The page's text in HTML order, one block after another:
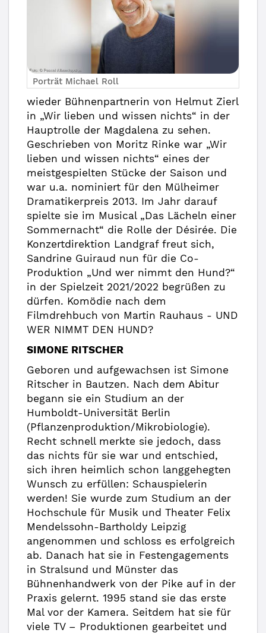
Porträt Michael Roll
wieder Bühnenpartnerin von Helmut Zierl
in „Wir lieben und wissen nichts“ in der
Hauptrolle der Magdalena zu sehen.
Geschrieben von Moritz Rinke war „Wir
lieben und wissen nichts“ eines der
meistgespielten Stücke der Saison und
war u.a. nominiert für den Mülheimer
Dramatikerpreis 2013. Im Jahr darauf
spielte sie im Musical „Das Lächeln einer
Sommernacht“ die Rolle der Désirée. Die
Konzertdirektion Landgraf freut sich,
Sandrine Guiraud nun für die Co-
Produktion „Und wer nimmt den Hund?“
in der Spielzeit 2021/2022 begrüßen zu
dürfen. Komödie nach dem
Filmdrehbuch von Martin Rauhaus - UND
WER NIMMT DEN HUND?
SIMONE RITSCHER
Geboren und aufgewachsen ist Simone
Ritscher in Bautzen. Nach dem Abitur
begann sie ein Studium an der
Humboldt-Universität Berlin
(Pflanzenproduktion/Mikrobiologie).
Recht schnell merkte sie jedoch, dass
das nichts für sie war und entschied,
sich ihren heimlich schon langgehegten
Wunsch zu erfüllen: Schauspielerin
werden! Sie wurde zum Studium an der
Hochschule für Musik und Theater Felix
Mendelssohn-Bartholdy Leipzig
angenommen und schloss es erfolgreich
ab. Danach hat sie in Festengagements
in Stralsund und Münster das
Bühnenhandwerk von der Pike auf in der
Praxis gelernt. 1995 stand sie das erste
Mal vor der Kamera. Seitdem hat sie für
viele TV – Produktionen gearbeitet und